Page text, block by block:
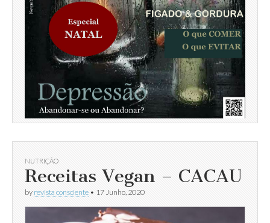
NUTRIÇÃO
Receitas Vegan – CACAU
by revista consciente • 17 Junho, 2020